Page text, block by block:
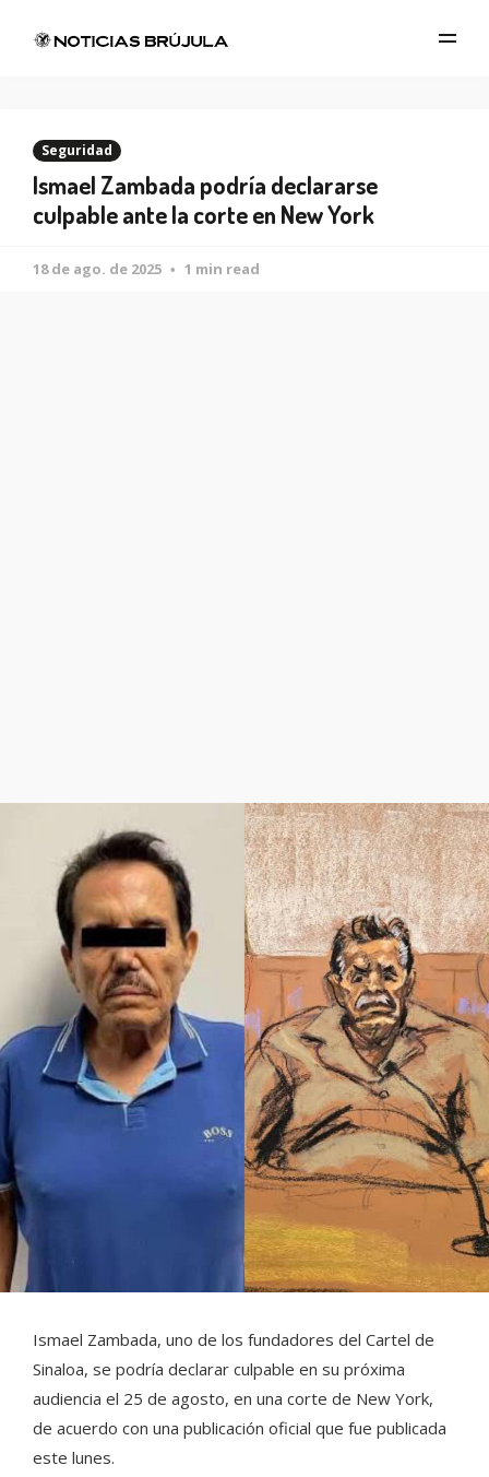
Seguridad
Ismael Zambada podría declararse
culpable ante la corte en New York
18 de ago. de 2025 1 min read
Ismael Zambada, uno de los fundadores del Cartel de
Sinaloa, se podría declarar culpable en su próxima
audiencia el 25 de agosto, en una corte de New York,
de acuerdo con una publicación oficial que fue publicada
este lunes.